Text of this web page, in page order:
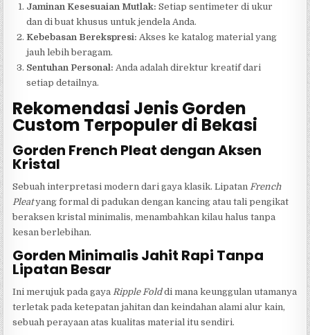
Jaminan Kesesuaian Mutlak: Setiap sentimeter di ukur
dan di buat khusus untuk jendela Anda.
Kebebasan Berekspresi: Akses ke katalog material yang
jauh lebih beragam.
Sentuhan Personal: Anda adalah direktur kreatif dari
setiap detailnya.
Rekomendasi Jenis Gorden
Custom Terpopuler di Bekasi
Gorden French Pleat dengan Aksen
Kristal
Sebuah interpretasi modern dari gaya klasik. LipatanFrench
Pleatyang formal di padukan dengan kancing atau tali pengikat
beraksen kristal minimalis, menambahkan kilau halus tanpa
kesan berlebihan.
Gorden Minimalis Jahit Rapi Tanpa
Lipatan Besar
Ini merujuk pada gayaRipple Folddi mana keunggulan utamanya
terletak pada ketepatan jahitan dan keindahan alami alur kain,
sebuah perayaan atas kualitas material itu sendiri.